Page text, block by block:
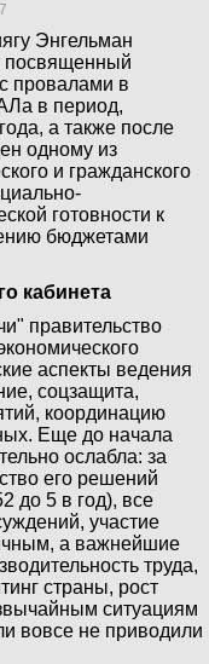
Энгельман
посвященный
провалами в
в период,
а также после
одному из
и гражданского
готовности к
бюджетами
кабинета
правительство
аспекты ведения
соцзащита,
координацию
Еще до начала
ослабла: за
его решений
до 5 в год), все
участие
а важнейшие
труда,
страны, рост
ситуациям
вовсе не приводили